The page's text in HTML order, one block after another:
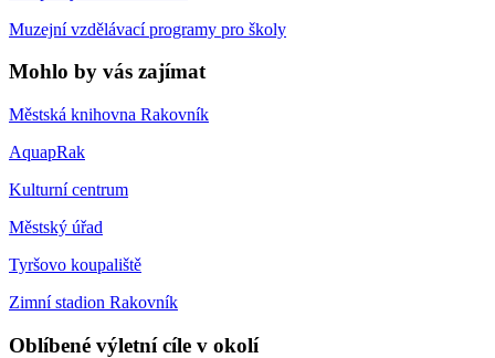
Muzejní vzdělávací programy pro školy
Mohlo by vás zajímat
Městská knihovna Rakovník
AquapRak
Kulturní centrum
Městský úřad
Tyršovo koupaliště
Zimní stadion Rakovník
Oblíbené výletní cíle v okolí